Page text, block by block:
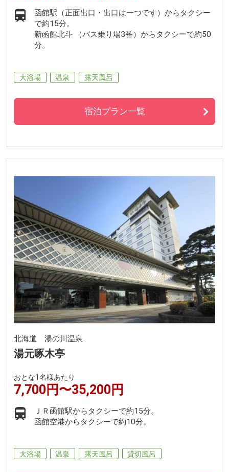
函館駅（正面出口・出口は一つです）からタクシー
で約15分。
新函館北斗 （バス乗り場3番）からタクシーで約50
分。
大浴場 温泉 露天風呂
宿泊プラン一覧
北海道 湯の川温泉
湯元啄木亭
おとな1名様あたり
7,700円〜35,200円
ＪＲ函館駅からタクシーで約15分。
函館空港からタクシーで約10分。
大浴場 温泉 露天風呂 貸切風呂